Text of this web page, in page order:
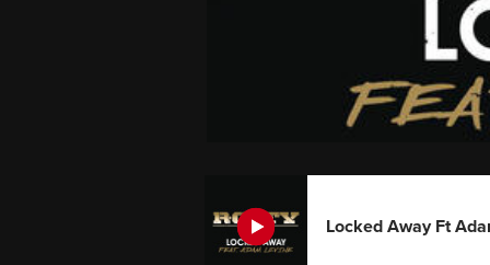
Locked Away Ft